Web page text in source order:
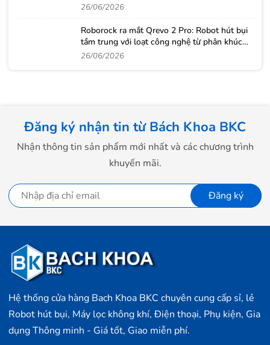
26/06/2026
Roborock ra mắt Qrevo 2 Pro: Robot hút bụi
tầm trung với loạt công nghệ từ phân khúc
cao cấp
26/06/2026
Đăng ký nhận tin từ Bách Khoa BKC
Nhận thông tin sản phẩm mới nhất và các chương trình
khuyến mãi.
Đăng ký
Hệ thống cửa hàng Bach Khoa BKC chuyên cung cấp sỉ, lẻ
Robot hút bụi, Máy lọc không khí, Điện thoại, Phụ kiện, Gia
dụng Thông minh - Giá tốt, Giao miễn phí.